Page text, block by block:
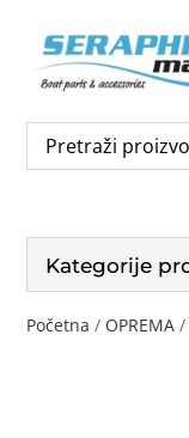
Kategorije
Početna / OPREMA